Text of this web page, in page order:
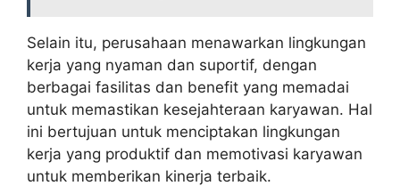
Selain itu, perusahaan menawarkan lingkungan
kerja yang nyaman dan suportif, dengan
berbagai fasilitas dan benefit yang memadai
untuk memastikan kesejahteraan karyawan. Hal
ini bertujuan untuk menciptakan lingkungan
kerja yang produktif dan memotivasi karyawan
untuk memberikan kinerja terbaik.